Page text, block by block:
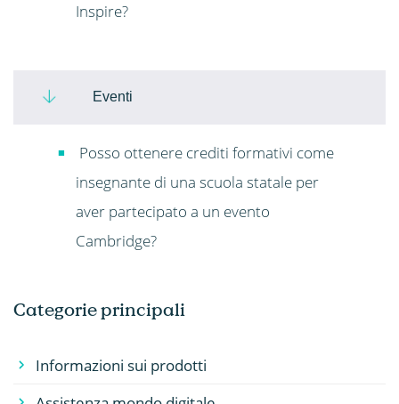
Categorie principali
Informazioni sui prodotti
Inspire?
Eventi
Posso ottenere crediti formativi come
insegnante di una scuola statale per
aver partecipato a un evento
Cambridge?